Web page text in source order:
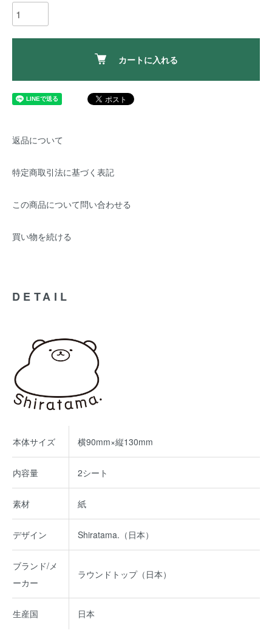
カートに入れる
返品について
特定商取引法に基づく表記
この商品について問い合わせる
買い物を続ける
DETAIL
本体サイズ 横90mm×縦130mm
内容量 2シート
素材 紙
デザイン Shiratama.（日本）
ブランド/メ
ーカー
ラウンドトップ（日本）
生産国 日本